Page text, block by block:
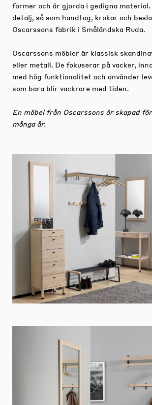
former och är gjorda i gedigna
detalj, så som handtag, krokar och
Oscarssons fabrik i Småländska Ruda.
Oscarssons möbler är klassisk
eller metall. De fokuserar på vacker,
med hög funktionalitet och använder
som bara blir vackrare med tiden.
En möbel från Oscarssons är skapad
många år.